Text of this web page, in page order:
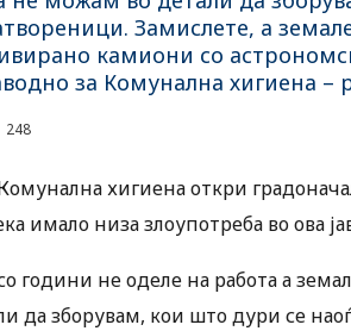
Замислете, а
камиони со
за Комунална хигиена –
248
хигиена откри
имало низа злоупотреба во ова
години не оделе на работа а
да зборувам, кои што дури се